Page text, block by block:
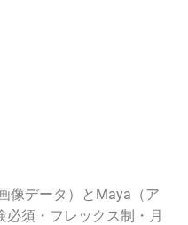
像データ）とMaya（ア
須・フレックス制・月